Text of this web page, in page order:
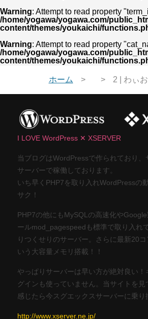
Warning: Attempt to read property
/home/yogawa/yogawa.com/
content/themes/youkaichi/
Warning: Attempt to read property
/home/yogawa/yogawa.com/
content/themes/youkaichi/
ホーム 2 | わぃ
I LOVE WordPress ✕ XSERVER
当ブログはWordPressで作られており、
サーバーで稼働しております。
いち早くPHP7を取り入れWordPressの
サク！
PHP7の他にもMySQLの高速化や
ールmod_pagespeedも標準で取り入れ
りつくせりのサーバー。さらに最新20コ
いう大容量メモリ搭載！！
やっぱりサーバーは早い方が絶対良い！
グインも使っていません。当サイトを見
感じたら今スグエックスサーバーに乗り
http://www.xserver.ne.jp/